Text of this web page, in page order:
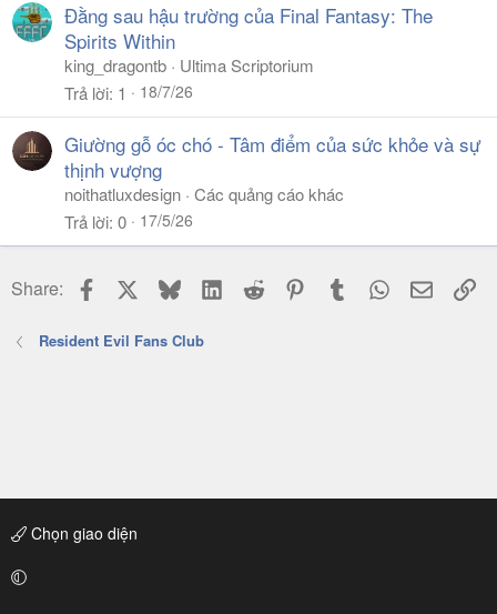
Đằng sau hậu trường của Final Fantasy: The
Spirits Within
king_dragontb
Ultima Scriptorium
Trả lời 1 18/7/26
Giường gỗ óc chó - Tâm điểm của sức khỏe và sự
thịnh vượng
noithatluxdesign Các quảng cáo khác
Trả lời 0 17/5/26
Share: Facebook BlueskyLinkedIn
Reddit PinterestTumblr WhatsApp
Email
Resident Evil Fans Club
Chọn giao diện